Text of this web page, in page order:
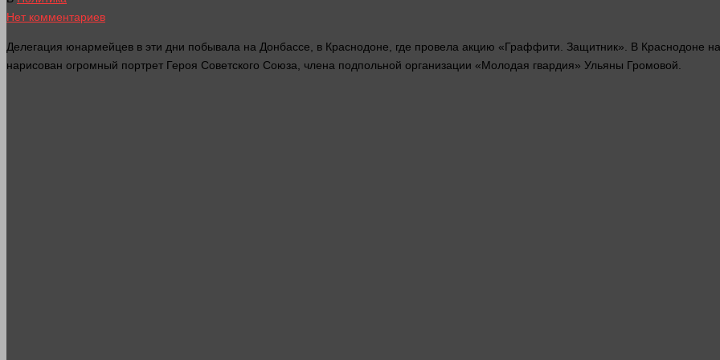
Нет комментариев
Делегация юнармейцев в эти дни побывала на Донбассе, в Краснодоне, где провела акцию «Граффити. Защитник». В Краснодоне
нарисован огромный портрет Героя Советского Союза, члена подпольной организации «Молодая гвардия» Ульяны Громовой.